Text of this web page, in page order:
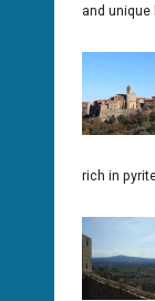
and unique
rich in